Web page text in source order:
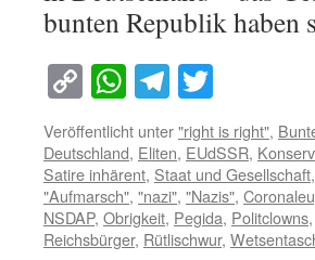
bunten Republik
Copy
Link
WhatsApp
Telegram
Veröffentlicht unter"right is right",
Deutschland, Eliten, EUdSSR,
Satire inhärent, Staat und Gesellschaft,
"Aufmarsch", "nazi", "Nazis",
NSDAP, Obrigkeit, Pegida, Politclowns,
Reichsbürger, Rütlischwur,